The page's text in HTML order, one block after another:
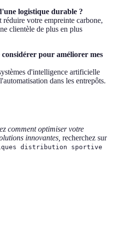
logistique durable ?
votre empreinte carbone,
clientèle de plus en plus
pour améliorer mes
d'intelligence artificielle
dans les entrepôts.
comment optimiser votre
innovantes, recherchez sur
distribution sportive